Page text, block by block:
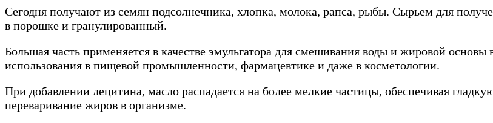
Сегодня получают из семян подсолнечника, хлопка, молока, рапса, рыбы. Сырьем для
в порошке и гранулированный.
Большая часть применяется в качестве эмульгатора для смешивания воды и жировой
использования в пищевой промышленности, фармацевтике и даже в косметологии.
При добавлении лецитина, масло распадается на более мелкие частицы, обеспечивая
переваривание жиров в организме.